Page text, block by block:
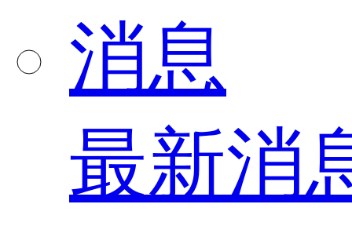
消息
最新消